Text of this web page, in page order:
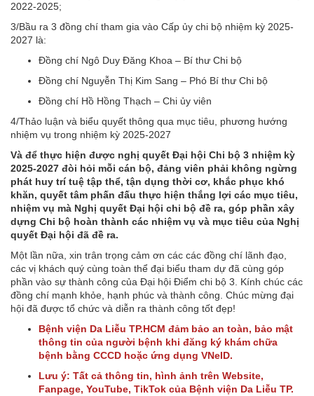
2022-2025;
3/Bầu ra 3 đồng chí tham gia vào Cấp ủy chi bộ nhiệm kỳ 2025-
2027 là:
Đồng chí Ngô Duy Đăng Khoa – Bí thư Chi bộ
Đồng chí Nguyễn Thị Kim Sang – Phó Bí thư Chi bộ
Đồng chí Hồ Hồng Thạch – Chi ủy viên
4/Thảo luận và biểu quyết thông qua mục tiêu, phương hướng
nhiệm vụ trong nhiệm kỳ 2025-2027
Và để thực hiện được nghị quyết Đại hội Chi bộ 3 nhiệm kỳ
2025-2027 đòi hỏi mỗi cán bộ, đảng viên phải không ngừng
phát huy trí tuệ tập thể, tận dụng thời cơ, khắc phục khó
khăn, quyết tâm phấn đấu thực hiện thắng lợi các mục tiêu,
nhiệm vụ mà Nghị quyết Đại hội chi bộ đề ra, góp phần xây
dựng Chi bộ hoàn thành các nhiệm vụ và mục tiêu của Nghị
quyết Đại hội đã đề ra.
Một lần nữa, xin trân trọng cảm ơn các các đồng chí lãnh đạo,
các vị khách quý cùng toàn thể đại biểu tham dự đã cùng góp
phần vào sự thành công của Đại hội Điểm chi bộ 3. Kính chúc các
đồng chí mạnh khỏe, hạnh phúc và thành công. Chúc mừng đại
hội đã được tổ chức và diễn ra thành công tốt đẹp!
Bệnh viện Da Liễu TP.HCM đảm bảo an toàn, bảo mật
thông tin của người bệnh khi đăng ký khám chữa
bệnh bằng CCCD hoặc ứng dụng VNeID.
Lưu ý: Tất cả thông tin, hình ảnh trên Website,
Fanpage, YouTube, TikTok của Bệnh viện Da Liễu TP.